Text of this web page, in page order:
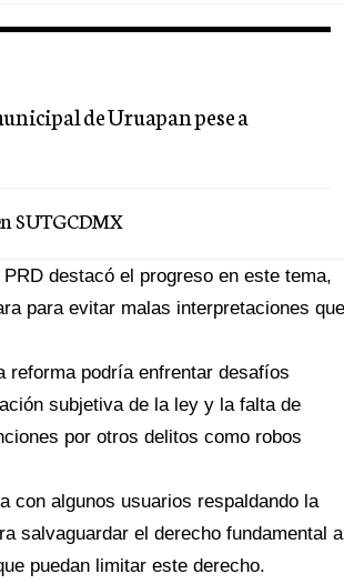
de Uruapan pese a
SUTGCDMX
destacó el progreso en este tema,
para evitar malas interpretaciones
reforma podría enfrentar desafíos
subjetiva de la ley y la falta de
por otros delitos como robos
con algunos usuarios respaldando la
salvaguardar el derecho fundamental a
puedan limitar este derecho.